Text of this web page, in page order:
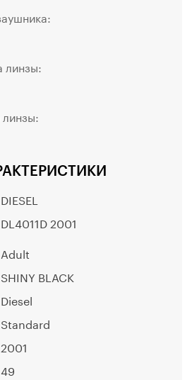
DIESEL
DL4011D 2001
Adult
SHINY BLACK
Diesel
Standard
2001
49
линзы: